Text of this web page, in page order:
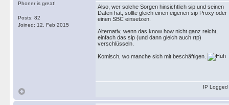
Phoner is great!
Posts: 82
Joined: 12. Feb 2015
Also, wer solche Sorgen hinsichtlich sip und seinen
Daten hat, sollte gleich einen eigenen sip Proxy oder
einen SBC einsetzen.
Alternativ, wenn das know how nicht ganz reicht,
einfach das sip (und dann gleich auch rtp)
verschlüsseln.
Komisch, wo manche sich mit beschäftigen.
IP Logged